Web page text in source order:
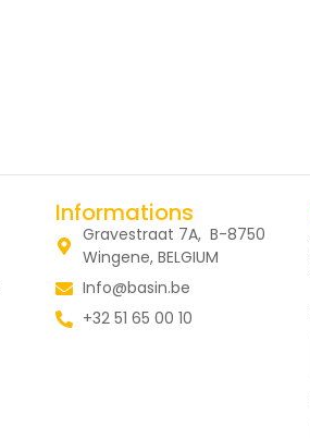
Informations
Gravestraat 7A, B-8750
Wingene, BELGIUM
Info@basin.be
+32 51 65 00 10